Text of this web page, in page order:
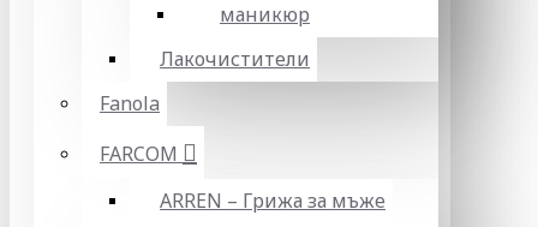
маникюр
Лакочистители
Fanola
FARCOM
ARREN – Грижа за мъже